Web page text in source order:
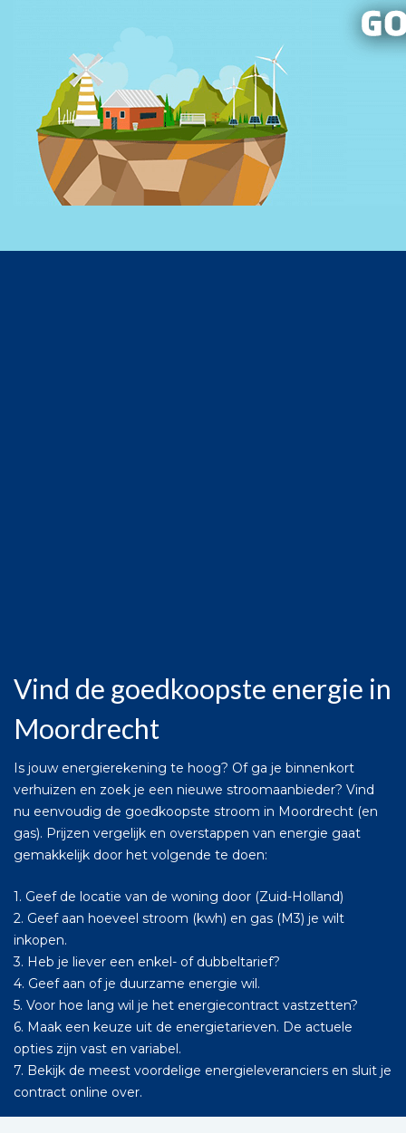
Vind de goedkoopste energie in
Moordrecht
Is jouw energierekening te hoog? Of ga je binnenkort
verhuizen en zoek je een nieuwe stroomaanbieder? Vind
nu eenvoudig de goedkoopste stroom in Moordrecht (en
gas). Prijzen vergelijk en overstappen van energie gaat
gemakkelijk door het volgende te doen:
1. Geef de locatie van de woning door (Zuid-Holland)
2. Geef aan hoeveel stroom (kwh) en gas (M3) je wilt
inkopen.
3. Heb je liever een enkel- of dubbeltarief?
4. Geef aan of je duurzame energie wil.
5. Voor hoe lang wil je het energiecontract vastzetten?
6. Maak een keuze uit de energietarieven. De actuele
opties zijn vast en variabel.
7. Bekijk de meest voordelige energieleveranciers en sluit je
contract online over.